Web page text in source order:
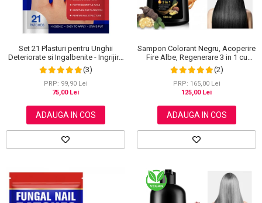
Set 21 Plasturi pentru Unghii
Deteriorate si Ingalbenite - Ingrijire
Nocturna si Protectie
(3)
PRP: 99,90 Lei
75,00 Lei
ADAUGA IN COS
Sampon Colorant Negru, Acoperire
Fire Albe, Regenerare 3 in 1 cu
Ghimbir, 500 ml
(2)
PRP: 165,00 Lei
125,00 Lei
ADAUGA IN COS